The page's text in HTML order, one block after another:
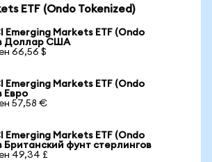
ETF (Ondo Tokenized)
Emerging Markets ETF (Ondo
Доллар США
66,56 $
Emerging Markets ETF (Ondo
Евро
57,58 €
Emerging Markets ETF (Ondo
Британский фунт стерлингов
49,34 £